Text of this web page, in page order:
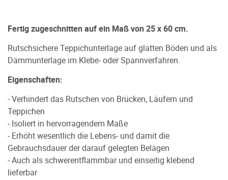
Fertig zugeschnitten auf ein Maß von 25 x 60 cm.
Rutschsichere Teppichunterlage auf glatten Böden und als
Dämmunterlage im Klebe- oder Spannverfahren.
Eigenschaften:
- Verhindert das Rutschen von Brücken, Läufern und
Teppichen
- Isoliert in hervorragendem Maße
- Erhöht wesentlich die Lebens- und damit die
Gebrauchsdauer der darauf gelegten Belägen
- Auch als schwerentflammbar und einseitig klebend
lieferbar